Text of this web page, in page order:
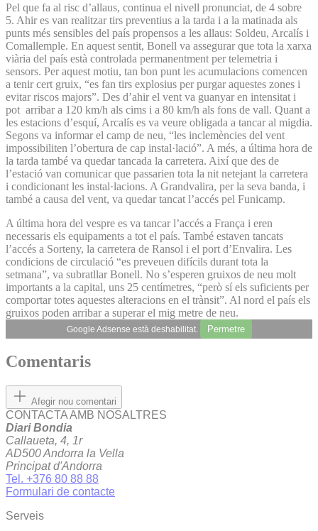
Pel que fa al risc d’allaus, continua el nivell pronunciat, de 4 sobre
5. Ahir es van realitzar tirs preventius a la tarda i a la matinada als
punts més sensibles del país propensos a les allaus: Soldeu, Arcalís i
Comallemple. En aquest sentit, Bonell va assegurar que tota la xarxa
viària del país està controlada permanentment per telemetria i
sensors. Per aquest motiu, tan bon punt les acumulacions comencen
a tenir cert gruix, “es fan tirs explosius per purgar aquestes zones i
evitar riscos majors”. Des d’ahir el vent va guanyar en intensitat i
pot arribar a 120 km/h als cims i a 80 km/h als fons de vall. Quant a
les estacions d’esquí, Arcalís es va veure obligada a tancar al migdia.
Segons va informar el camp de neu, “les inclemències del vent
impossibiliten l’obertura de cap instal·lació”. A més, a última hora de
la tarda també va quedar tancada la carretera. Així que des de
l’estació van comunicar que passarien tota la nit netejant la carretera
i condicionant les instal·lacions. A Grandvalira, per la seva banda, i
també a causa del vent, va quedar tancat l’accés pel Funicamp.
A última hora del vespre es va tancar l’accés a França i eren
necessaris els equipaments a tot el país. També estaven tancats
l’accés a Sorteny, la carretera de Ransol i el port d’Envalira. Les
condicions de circulació “es preveuen difícils durant tota la
setmana”, va subratllar Bonell. No s’esperen gruixos de neu molt
importants a la capital, uns 25 centímetres, “però sí els suficients per
comportar totes aquestes alteracions en el trànsit”. Al nord el país els
gruixos poden arribar a superar el mig metre de neu.
Google Adsense està deshabilitat. Permetre
Comentaris
Afegir nou comentari
CONTACTA AMB NOSALTRES
Diari Bondia
Callaueta, 4, 1r
AD500 Andorra la Vella
Principat d'Andorra
Tel. +376 80 88 88
Formulari de contacte
Serveis